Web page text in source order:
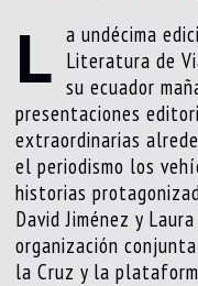
L a undécima
Literatura de
su ecuador
presentaciones
extraordinarias
el periodismo los
historias
David Jiménez y
organización
la Cruz y la